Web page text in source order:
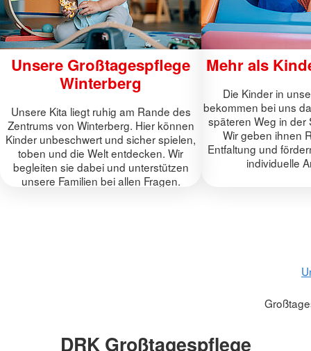
Unsere Großtagespflege
Winterberg
Unsere Kita liegt ruhig am Rande des
Zentrums von Winterberg. Hier können
Kinder unbeschwert und sicher spielen,
toben und die Welt entdecken. Wir
begleiten sie dabei und unterstützen
unsere Familien bei allen Fragen.
Mehr als
Die Kinder in
bekommen bei uns
späteren Weg in der
Wir geben ihnen
Entfaltung und
individuelle
DRK Großtagespflege